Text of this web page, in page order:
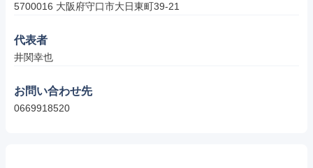
5700016 大阪府守口市大日東町39-21
代表者
井関幸也
お問い合わせ先
0669918520